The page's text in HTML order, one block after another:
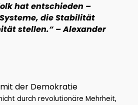
hat entschieden –
die Stabilität
stellen.“ – Alexander
der Demokratie
durch revolutionäre Mehrheit,